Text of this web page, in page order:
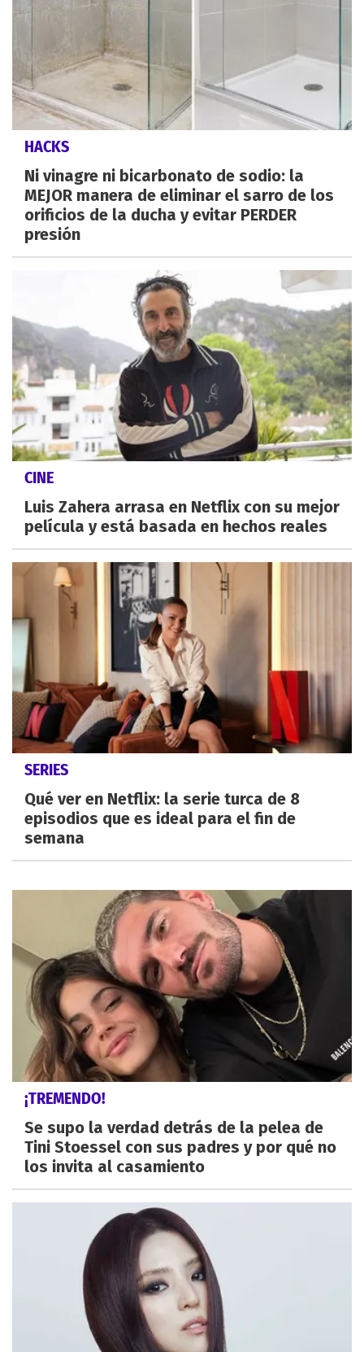
HACKS
Ni vinagre ni bicarbonato de sodio: la
MEJOR manera de eliminar el sarro de los
orificios de la ducha y evitar PERDER
presión
CINE
Luis Zahera arrasa en Netflix con su mejor
película y está basada en hechos reales
SERIES
Qué ver en Netflix: la serie turca de 8
episodios que es ideal para el fin de
semana
¡TREMENDO!
Se supo la verdad detrás de la pelea de
Tini Stoessel con sus padres y por qué no
los invita al casamiento